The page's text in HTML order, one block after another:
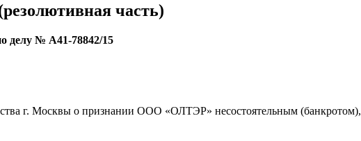
часть)
делу № А41-78842/15
г. Москвы о признании ООО «ОЛТЭР» несостоятельным (банкротом),